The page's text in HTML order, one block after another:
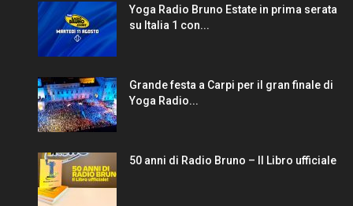
Yoga Radio Bruno Estate in prima serata
su Italia 1 con...
Grande festa a Carpi per il gran finale di
Yoga Radio...
50 anni di Radio Bruno – Il Libro ufficiale